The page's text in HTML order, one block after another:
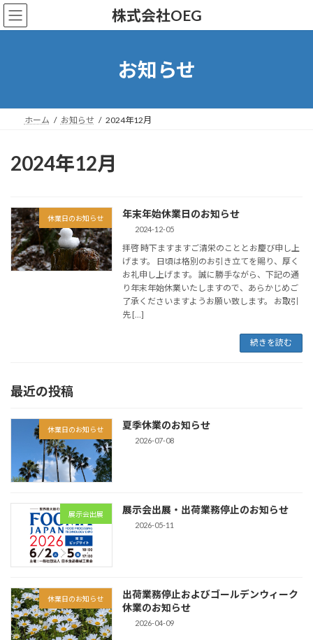
コ
ン
ナ
ビ
株式会社OEG
お知らせ
ホーム お知らせ 2024年12月
2024年12月
休業日のお知らせ 年末年始休業日のお知らせ
2024-12-05
拝啓 時下ますますご清栄のこととお慶び申し上
げます。 日頃は格別のお引き立てを賜り、厚く
お礼申し上げます。 誠に勝手ながら、下記の通
り年末年始休業いたしますので、あらかじめご
了承くださいますようお願い致します。 お取引
先 […]
続きを読む
最近の投稿
休業日のお知らせ 夏季休業のお知らせ
2026-07-08
展示会出展 展示会出展・出荷業務停止のお知らせ
2026-05-11
休業日のお知らせ
出荷業務停止およびゴールデンウィーク
休業のお知らせ
2026-04-09